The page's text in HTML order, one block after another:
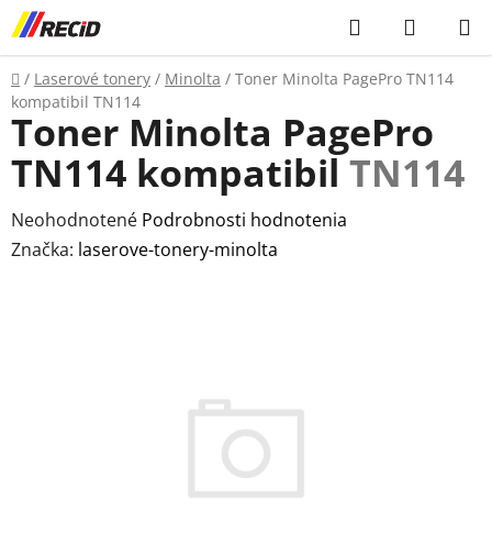
Prejsť
na
obsah
Hľadať
KOŠÍK
Domov
/ Laserové tonery / Minolta / Toner Minolta PagePro TN114
kompatibil TN114
Toner Minolta PagePro
TN114 kompatibilTN114
Priemerné
hodnotenie
Neohodnotené Podrobnosti hodnotenia
Značka: laserove-tonery-minolta